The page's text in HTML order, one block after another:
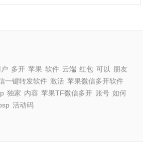
多开 苹果 软件 云端 红包 可以
朋友
一键转发软件 激活 苹果微信多开软件
独家 内容 苹果TF微信多开 账号 如何
活动码